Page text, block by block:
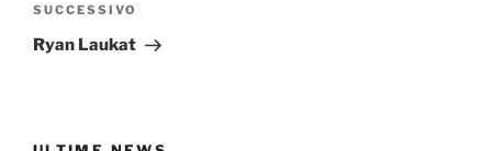
Articolo
successivo
SUCCESSIVO
Ryan Laukat